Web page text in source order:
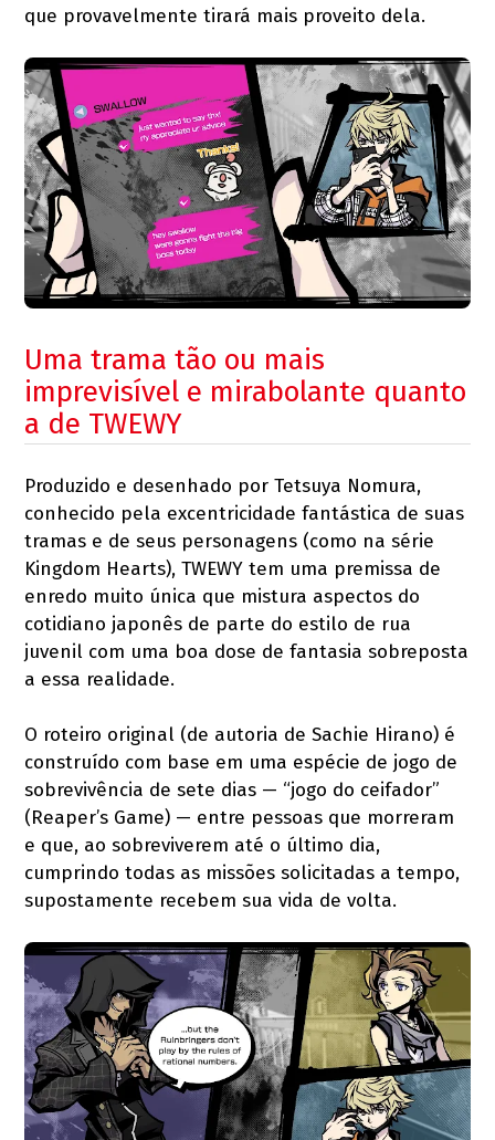
que provavelmente tirará mais proveito dela.
Uma trama tão ou mais
imprevisível e mirabolante quanto
a de TWEWY
Produzido e desenhado por Tetsuya Nomura,
conhecido pela excentricidade fantástica de suas
tramas e de seus personagens (como na série
Kingdom Hearts), TWEWY tem uma premissa de
enredo muito única que mistura aspectos do
cotidiano japonês de parte do estilo de rua
juvenil com uma boa dose de fantasia sobreposta
a essa realidade.
O roteiro original (de autoria de Sachie Hirano) é
construído com base em uma espécie de jogo de
sobrevivência de sete dias — “jogo do ceifador”
(Reaper’s Game) — entre pessoas que morreram
e que, ao sobreviverem até o último dia,
cumprindo todas as missões solicitadas a tempo,
supostamente recebem sua vida de volta.